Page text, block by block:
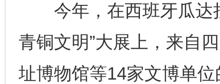
今年，在西班牙瓜达
青铜文明”大展上，来自
址博物馆等14家文博单